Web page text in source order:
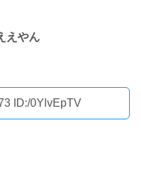
えやん
ID:/0YlvEpTV